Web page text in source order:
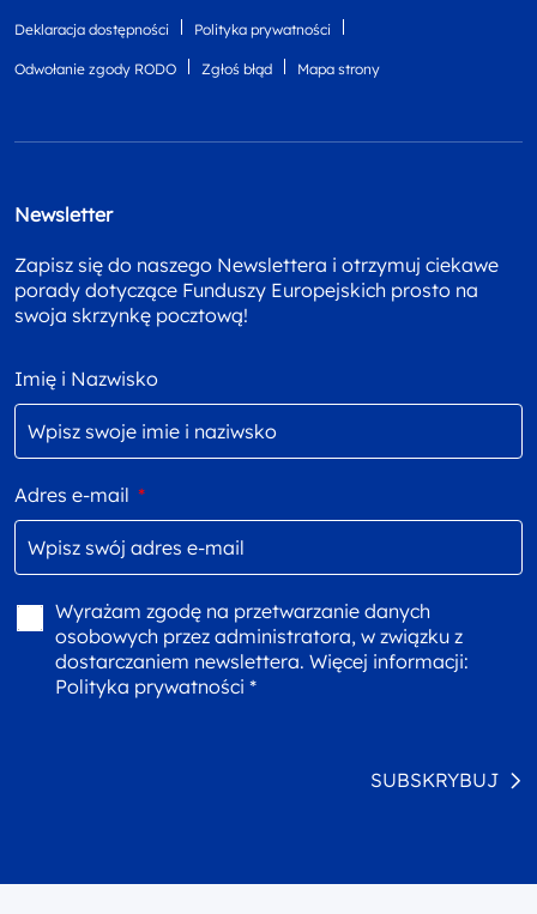
Deklaracja dostępności Polityka prywatności
Odwołanie zgody RODO Zgłoś błąd Mapa strony
Newsletter
Zapisz się do naszego Newslettera i otrzymuj ciekawe
porady dotyczące Funduszy Europejskich prosto na
swoja skrzynkę pocztową!
Imię i Nazwisko
Adres e-mail *
Wyrażam zgodę na przetwarzanie danych
osobowych przez administratora, w związku z
dostarczaniem newslettera. Więcej informacji:
Polityka prywatności *
SUBSKRYBUJ